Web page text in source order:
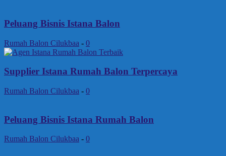
Peluang Bisnis Istana Balon
Rumah Balon Cilukbaa - 0
Supplier Istana Rumah Balon Terpercaya
Rumah Balon Cilukbaa - 0
Peluang Bisnis Istana Rumah Balon
Rumah Balon Cilukbaa - 0